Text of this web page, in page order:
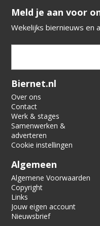
​​​​​​​Meld je aan voor
Wekelijks biernieuws en
Verification code:
Biernet.nl
Over ons
Contact
Werk & stages
Samenwerken &
adverteren
Cookie instellingen
Algemeen
Algemene Voorwaarden
Copyright
Links
Jouw eigen account
Nieuwsbrief